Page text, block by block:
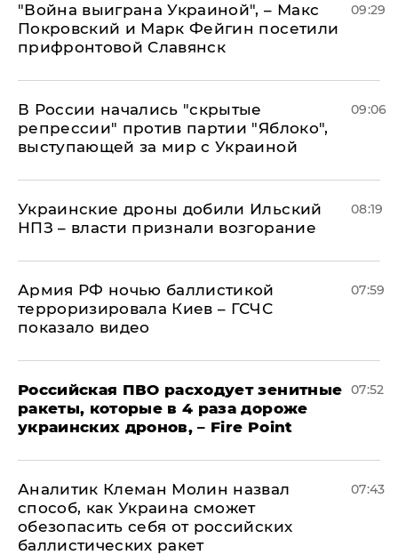
"Война выиграна Украиной", – Макс
Покровский и Марк Фейгин посетили
прифронтовой Славянск
09:29
В России начались "скрытые
репрессии" против партии "Яблоко",
выступающей за мир с Украиной
09:06
Украинские дроны добили Ильский
НПЗ – власти признали возгорание
08:19
Армия РФ ночью баллистикой
терроризировала Киев – ГСЧС
показало видео
07:59
Российская ПВО расходует зенитные
ракеты, которые в 4 раза дороже
украинских дронов, – Fire Point
07:52
Аналитик Клеман Молин назвал
способ, как Украина сможет
обезопасить себя от российских
баллистических ракет
07:43